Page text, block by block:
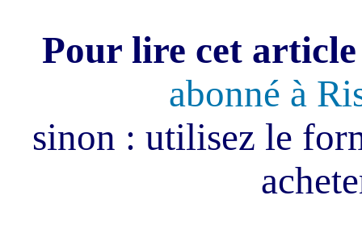
Pour lire cet
abonné à
sinon : utilisez le